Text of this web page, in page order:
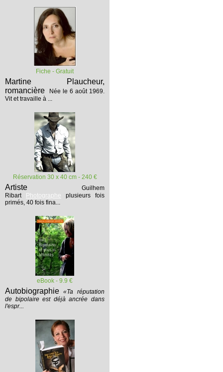
Fiche - Gratuit
Martine Plaucheur,
romancière
Née le 6 août 1969.
Vit et travaille à ...
Réservation 30 x 40 cm - 240 €
Artiste
Guilhem
Ribart
Photographe plusieurs fois
primés, 40 fois fina...
eBook - 9.9 €
Autobiographie «Ta réputation
de bipolaire est déjà ancrée dans
l'espr...